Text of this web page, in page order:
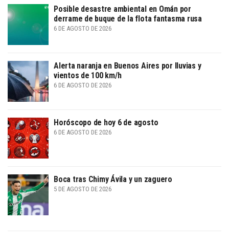
Posible desastre ambiental en Omán por
derrame de buque de la flota fantasma rusa
6 DE AGOSTO DE 2026
Alerta naranja en Buenos Aires por lluvias y
vientos de 100 km/h
6 DE AGOSTO DE 2026
Horóscopo de hoy 6 de agosto
6 DE AGOSTO DE 2026
Boca tras Chimy Ávila y un zaguero
5 DE AGOSTO DE 2026